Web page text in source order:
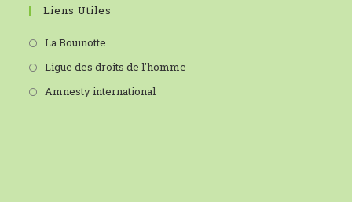
Liens Utiles
La Bouinotte
Ligue des droits de l'homme
Amnesty international